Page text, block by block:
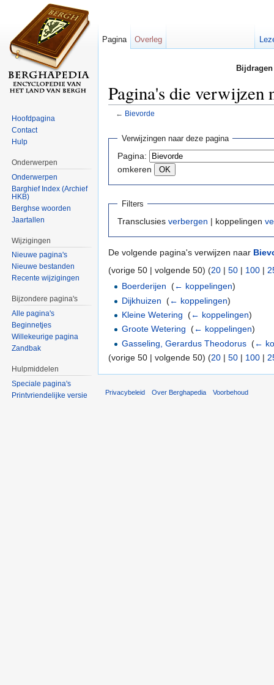
Pagina's die verwijzen
← Bievorde
Verwijzingen naar deze pagina
Pagina:
omkeren
Filters
Transclusies verbergen | koppelingen
De volgende pagina's verwijzen naar
(vorige 50 | volgende 50) (20 | 50 | 100 |
Boerderijen ‎(← koppelingen)
Dijkhuizen ‎(← koppelingen)
Kleine Wetering ‎(← koppelingen)
Groote Wetering ‎(← koppelingen)
Gasseling, Gerardus Theodorus ‎(←
(vorige 50 | volgende 50) (20 | 50 | 100 |
Pagina Overleg
Hoofdpagina
Contact
Hulp
Onderwerpen
Onderwerpen
Barghief Index (Archief
HKB)
Berghse woorden
Jaartallen
Wijzigingen
Nieuwe pagina's
Nieuwe bestanden
Recente wijzigingen
Bijzondere pagina's
Alle pagina's
Beginnetjes
Willekeurige pagina
Zandbak
Hulpmiddelen
Speciale pagina's
Printvriendelijke versie
Privacybeleid Over Berghapedia Voorbehoud